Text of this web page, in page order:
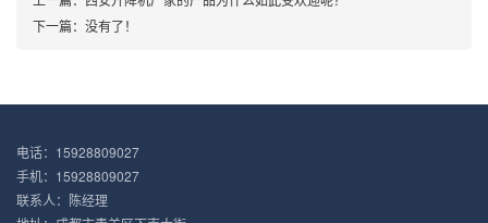
下一篇：没有了！
电话：15928809027
手机：15928809027
联系人：陈经理